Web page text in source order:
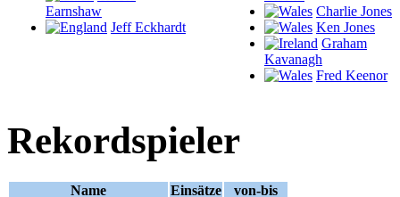
Earnshaw
Jeff Eckhardt
Charlie Jones
Ken Jones
Graham
Kavanagh
Fred Keenor
Rekordspieler
Name Einsätze
von-bis